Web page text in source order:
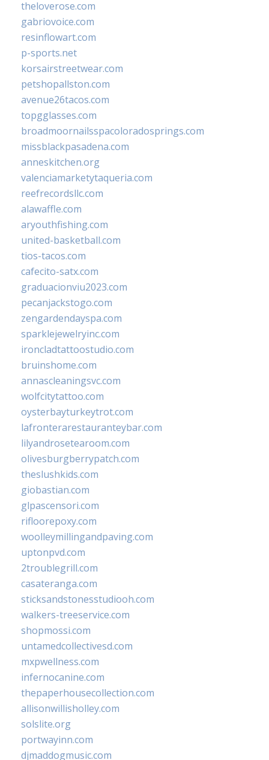
theloverose.com
gabriovoice.com
resinflowart.com
p-sports.net
korsairstreetwear.com
petshopallston.com
avenue26tacos.com
topgglasses.com
broadmoornailsspacoloradosprings.com
missblackpasadena.com
anneskitchen.org
valenciamarketytaqueria.com
reefrecordsllc.com
alawaffle.com
aryouthfishing.com
united-basketball.com
tios-tacos.com
cafecito-satx.com
graduacionviu2023.com
pecanjackstogo.com
zengardendayspa.com
sparklejewelryinc.com
ironcladtattoostudio.com
bruinshome.com
annascleaningsvc.com
wolfcitytattoo.com
oysterbayturkeytrot.com
lafronterarestauranteybar.com
lilyandrosetearoom.com
olivesburgberrypatch.com
theslushkids.com
giobastian.com
glpascensori.com
rifloorepoxy.com
woolleymillingandpaving.com
uptonpvd.com
2troublegrill.com
casateranga.com
sticksandstonesstudiooh.com
walkers-treeservice.com
shopmossi.com
untamedcollectivesd.com
mxpwellness.com
infernocanine.com
thepaperhousecollection.com
allisonwillisholley.com
solslite.org
portwayinn.com
djmaddogmusic.com